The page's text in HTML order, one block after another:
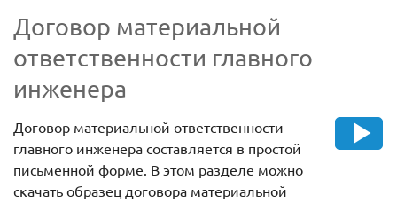
Договор материальной
ответственности главного
инженера
Договор материальной ответственности
главного инженера составляется в простой
письменной форме. В этом разделе можно
скачать образец договора материальной